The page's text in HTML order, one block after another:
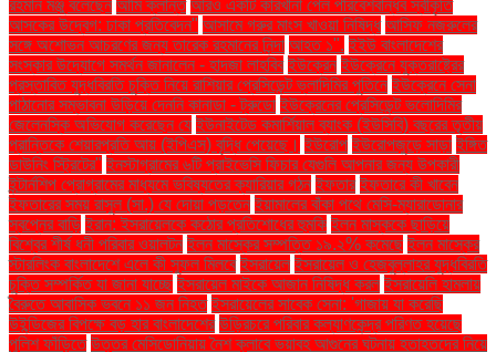
রহমান মঞ্জু বলেছেন আমি ক্লান্ত আরও একটি কারখানা পেল পরিবেশবান্ধব স্বীকৃতি
আসকের উদ্বেগ: ঢাকা প্রতিবেদন" আসামে গরুর মাংস খাওয়া নিষিদ্ধ আসিফ নজরুলের
সঙ্গে অশোভন আচরণের জন্য তারেক রহমানের নিন্দা আহত ১". ইইউ বাংলাদেশের
সংস্কার উদ্যোগে সমর্থন জানালেন - হাদজা লাহবিব ইউক্রেন ইউক্রেনে যুক্তরাষ্ট্রের
প্রস্তাবিত যুদ্ধবিরতি চুক্তি নিয়ে রাশিয়ার প্রেসিডেন্ট ভ্লাদিমির পুতিনে ইউক্রেনে সেনা
পাঠানোর সম্ভাবনা উড়িয়ে দেননি কানাডা - ট্রুডো ইউক্রেনের প্রেসিডেন্ট ভলোদিমির
জেলেনস্কি অভিযোগ করেছেন যে ইউনাইটেড কমার্শিয়াল ব্যাংক (ইউসিবি) বছরের তৃতীয়
প্রান্তিকে শেয়ারপ্রতি আয় (ইপিএস) বৃদ্ধি পেয়েছে। ইউরোপ ইউরোপজুড়ে সাড়া ইঙ্গিত
ডাউনিং স্ট্রিটের" ইনস্টাগ্রামের ৬টি প্রাইভেসি ফিচার যেগুলি আপনার জন্য উপকারী
ইন্টার্নশিপ প্রোগ্রামের মাধ্যমে ভবিষ্যতের ক্যারিয়ার গঠন ইফতার ইফতারে কী খাবেন
ইফতারের সময় রাসুল (সা.) যে দোয়া পড়তেন ইয়ামালের বাঁকা পথে মেসি-ম্যারাডোনার
স্বপ্নের বাড়ি ইরান: ইসরায়েলকে কঠোর প্রতিশোধের হুমকি ইলন মাস্ককে ছাড়িয়ে
বিশ্বের শীর্ষ ধনী পরিবার ওয়ালটন ইলন মাস্কের সম্পত্তি ১৯.২% কমেছে ইলন মাস্কের
স্টারলিংক বাংলাদেশে এলে কী সুফল মিলবে ইসরায়েল ইসরায়েল ও হেজবুল্লাহর যুদ্ধবিরতি
চুক্তি সম্পর্কিত যা জানা যাচ্ছে ইসরায়েল মাইকে আজান নিষিদ্ধ করল ইসরায়েলি হামলায়
বৈরুতে আবাসিক ভবনে ১১ জন নিহত ইসরায়েলের সাবেক সেনা: 'গাজায় যা করেছি
উইন্ডিজের বিপক্ষে বড় হার বাংলাদেশের উড়িরচরে পরিবার কল্যাণকেন্দ্র পরিণত হয়েছে
পুলিশ ফাঁড়িতে উত্তর মেসিডোনিয়ায় নৈশ ক্লাবে ভয়াবহ আগুনের ঘটনায় হতাহতদের নিয়ে